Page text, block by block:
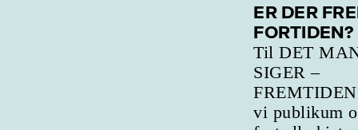
ER DER
FORTIDEN?
Til DET
SIGER –
vi publikum